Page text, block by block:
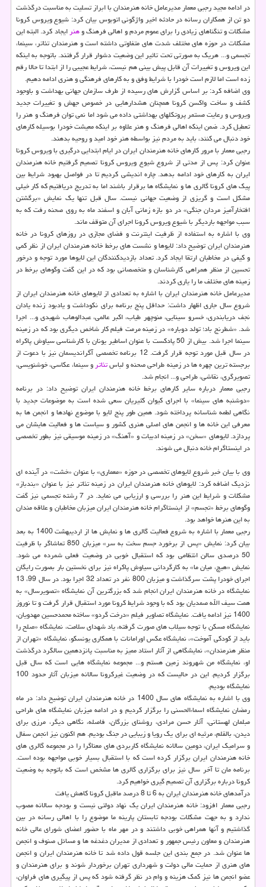
در ادامه مجید رجبی معمار مدیرعامل خانه هنرمندان با ابراز تسلیت به مناسبت درگذشت
دو تن از همکاران رسانه در حادثه اخیر واژگونی اتوبوس بیان کرد: شیوع ویروس کرونا
مشکلات و تنگناهای زیادی را برای عموم مردم و اهالی فرهنگ وهنرایجاد کرد. البته این
مشکلات در حوزه های مختلف شدت های متفاوتی داشته است و هنرمندان تئاتر، سینما،
تجسمی و... هریک به صورتی تحت تاثیر این وضعیت دشوار قرار گرفتند. باتوجه به اینکه
این ویروس و تغییرات آن قابل پیش بینی هم نیست، شرایط عجیبی را از ابتدا تا حالا رقم
زده است اما لازم است خودرا با شرایط وفق و به کارهای فرهنگی و هنری ادامه دهیم.
وی اضافه کرد: بر اساس گزارش های رسیده از طرف سازمان جهانی بهداشت و باوجود
کشف و ساخت واکسن کرونا همچنان هشدارهایی در خصوص جهش و تغییرات جدید
ویروس و رعایت مستمر پروتکلهای بهداشتی داده می شود اما نمی توان فرهنگ و هنر را
تعطیل کرد. ضمن اینکه اهالی فرهنگ و هنر علاوه بر اینکه معیشت خودرا بوسیله کارهای
خود دنبال می کنند، باید به مردم نیز بواسطه هنر خود امید و روحیه بدهند.
رجبی معمار با مرور کارهای خانه هنرمندان ایران در ایام ابتدایی درگیری با ویروس کرونا
عنوان کرد: پس از مدتی از شروع شیوع ویروس کرونا تصمیم گرفتیم خانه هنرمندان
ایران به کارهای خود ادامه بدهد. چاره اندیشی کردیم تا در فواصل بهبود شرایط بین
پیک های کرونا گالری ها و نمایشگاه ها برقرار باشند اما به تدریج دریافتیم که کار خیلی
مشکل است و گریزی از وضعیت جهانی نیست. سال قبل تنها یک نمایش «برگشتن
افتخارآمیز مردان جنگی» در دو بازه زمانی آبان و اسفند ماه به روی صحنه رفت که به
سبب مواجهه باردیگر با شیوع ویروس کرونا اجرای آن متوقف ماند.
وی با اشاره به استفاده از ظرفیت اینترنت و فضای مجازی در روزهای کرونا در خانه
هنرمندان ایران توضیح داد: لایوها و نشست های برخط خانه هنرمندان ایران از نظر کمی
و کیفی در مخاطبان ارتقا ایجاد کرد. تعداد بازدیدکنندگان این لایوها مورد توجه و درخور
تحسین از منظر همراهی کارشناسان و متخصصانی بود که در این گفت وگوهای برخط در
زمینه های مختلف ما را یاری کردند.
مدیرعامل خانه هنرمندان ایران با اشاره به تعدادی از لایوهای خانه هنرمندان ایران از
شروع سال جاری اظهار داشت: حداقل پنج برنامه برای نکوداشت و یادبود زنده یادان
نجف دریابندری، خسرو سینایی، منوچهر طیاب، اکبر عالمی، عبدالوهاب شهیدی و... اجرا
شد. «شطرنج باد؛ تولد دوباره» در زمینه مرمت فیلم کار شاخص دیگری بود که در زمینه
سینما اجرا شد. بیش از 50 پادکست با عنوان اساطیر یونان با کارشناسی سیاوش پاکراه
در سال قبل مورد توجه قرار گرفت. 12 برنامه تخصصی آگراندیسمان نیز با دعوت از
برجسته ترین چهره ها در زمینه طراحی صحنه و لباستئاترو سینما، عکاسی، خوشنویسی،
تصویرگری، نقاشی، طراحی و... انجام شد.
رجبی معمار درباره سایر کارهای برخط خانه هنرمندان ایران توضیح داد: در برنامه
«دوشنبه های سینما» با اجرای کیوان کثیریان سعی شده است به موضوعات جدید با
نگاهی لطمه شناسانه پرداخته شود. همین طور پنج لایو با موضوع نهادها و انجمن ها به
معرفی این خانه ها و انجمن های اصلی هنری کشور و سیاست ها و فعالیت هایشان می
پردازد. لایوهای «سخن» در زمینه ادبیات و «آهنگ» در زمینه موسیقی نیز بطور تخصصی
در اینستاگرام خانه دنبال می شوند.
وی با بیان خبر شروع لایوهای تخصصی در حوزه «معماری» با عنوان «خشت» در آینده ای
نزدیک اضافه کرد: لایوهای خانه هنرمندان ایران در زمینه تئاتر نیز با عنوان «بندباز»
مشکلات و شرایط این هنر را بررسی و ارزیابی می نماید. در 7 رشته تجسمی نیز گفت
وگوهای برخط «تجسم» از اینستاگرام خانه هنرمندان ایران میزبان مخاطبان و علاقه مندان
به این هنرها خواهد بود.
رجبی معمار با اشاره به شروع فعالیت گالری ها و نمایش ها از اردیبهشت 1400 به بعد
بیان کرد: نمایش «پس از برخورد جسم سخت به سر» میزبان 850 تماشاگر با ظرفیت
50 درصدی سالن انتظامی بود که استقبال خوبی در وضعیت فعلی شمرده می شود.
نمایش «هیچ، میان ما» به کارگردانی سیاوش پاکراه نیز برای نخستین بار بصورت رایگان
اجرای خودرا پشت سرگذاشت و میزبان 800 نفر در تعداد 32 اجرا بود. در سال 99، 13
نمایشگاه در خانه هنرمندان ایران انجام شد که بزرگترین آن نمایشگاه «تصویرسال» به
همت سیف الله صمدیان بود که با وجود شرایط کرونا مورد استقبال قرار گرفت و تا نوروز
1400 نیز ادامه یافت. نمایشگاه تصاویر فیلم «درخت گردو» ساخته محمدحسین مهدویان،
نمایشگاه مسکن با توجه سیلاب های صورت گرفته، یاد شهدای سلامت، نمایشگاه «صلح را
باید از کودکی آموخت»، نمایشگاه عکس اورامانات با همکاری یونسکو، نمایشگاه «تهران از
منظر هنرمندان»، نمایشگاهی از آثار استاد ممیز به مناسبت پانزدهمین سالگرد درگذشت
او، نمایشگاه من شهروند زمین هستم و... مجموعه نمایشگاه هایی است که سال قبل
برگزار کردیم. این در حالیست که در وضعیت غیرکرونا سالانه میزبان آثار حدود 100
نمایشگاه بودیم.
وی با اشاره به نمایشگاه های سال 1400 در خانه هنرمندان ایران توضیح داد: در ماه
رمضان نمایشگاه اسماءالحسنی را برگزار کردیم و در ادامه میزبان نمایشگاه های طراحی
مبلمان لهستانی، آثار حسن مرادی، روشنای بزرگان، فاصله، نگاهی دیگر، مرزی برای
دیدن، بالقلم، مرثیه ای برای یک رویا و زیبایی در جنگ بودیم. هم اکنون نیز انجمن سفال
و سرامیک ایران، دومین سالانه نمایشگاه کاربردی های معناگرا را در مجموعه گالری های
خانه هنرمندان ایران برگزار کرده است که با استقبال بسیار خوبی مواجهه بوده است.
برنامه مان تا آخر سال نیز برای برگزاری گالری ها مشخص است که باتوجه به وضعیت
کرونا درباره برگزاری آن تصمیم گیری خواهیم کرد.
درآمدهای خانه هنرمندان ایران به 6 تا 8 درصد ماقبل کرونا کاهش یافت
رجبی معمار افزود: خانه هنرمندان ایران یک نهاد دولتی نیست و بودجه سالانه مصوب
ندارد و به جهت مشکلات بودجه تابستان پارینه ما موضوع را با اهالی رسانه در بین
گذاشتیم و آنها همراهی خوبی داشتند و در مهر ماه با حضور اعضای شورای عالی خانه
هنرمندان و معاون رئیس جمهور و تعدادی از مدیران دغدغه ها و مسائل صنوف و انجمن
ها عنوان شد. در جمع بندی این جلسه قول داده شد تا خانه هنرمندان ایران و انجمن
های هنری از حمایت مالی دولت و شهرداری تهران برخوردار شوند و برای هنرمندان و
عضو انجمن ها نیز کمک هزینه و وام در نظر گرفته شود که پس از پیگیری های فراوان،